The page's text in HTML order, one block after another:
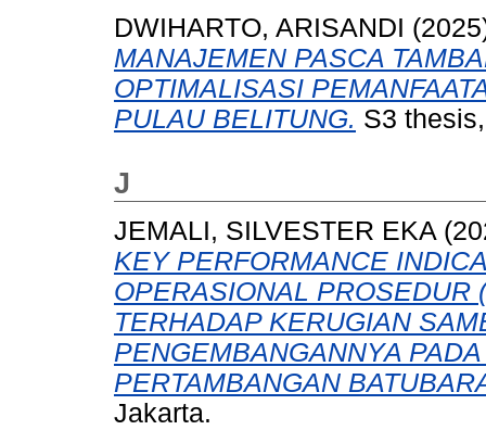
DWIHARTO, ARISANDI
MANAJEMEN PASCA
OPTIMALISASI
PULAU BELITUNG. S3
J
JEMALI, SILVESTER EKA
KEY PERFORMANCE
OPERASIONAL PROSEDUR
TERHADAP KERUGIAN
PENGEMBANGANNYA
PERTAMBANGAN
Jakarta.